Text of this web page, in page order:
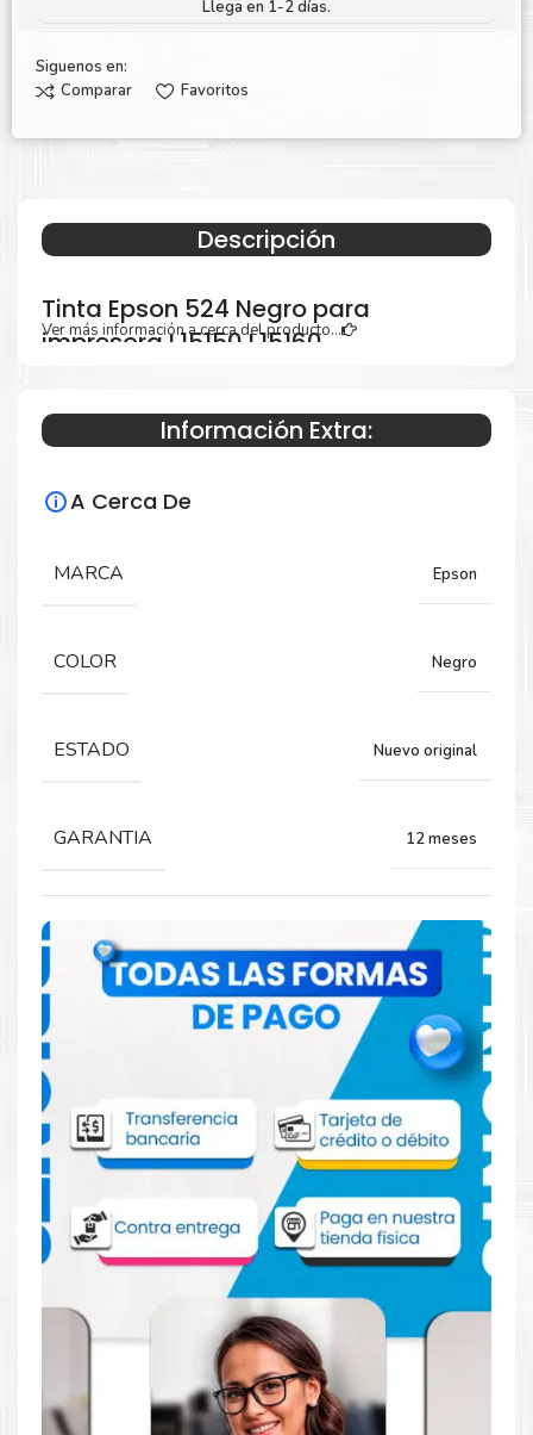
Llega en 1-2 días.
Siguenos en:
Comparar
Favoritos
Descripción
Tinta Epson 524 Negro para
impresora L15150 L15160
Especificaciones Técnicas
Para impresoras:
EcoTank L15150, L15160.
Comprar Tinta Epson 524 Negro para
impresora L15150 L15160
Aprovecha nuestra experiencia y atención para adquirir tus
productos. Tenemos promociones todos los dias. Escríbenos o
visítanos hoy para encontrar la solución perfecta para tu
impresoraEpson, como la Tinta Epson 524 Negro para
impresora L15150 L15160.
Dónde comprar Tinta para impresora
L15150 L15160 en Lima o para provincia
Ver más información a cerca del producto...
Información Extra:
A Cerca De
MARCA Epson
COLOR Negro
ESTADO Nuevo original
GARANTIA 12 meses